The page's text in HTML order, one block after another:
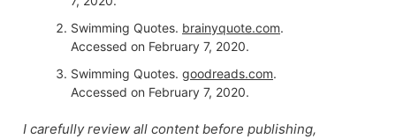
Swimming Quotes. brainyquote.com.
Accessed on February 7, 2020.
Swimming Quotes. goodreads.com.
Accessed on February 7, 2020.
I carefully review all content before publishing,